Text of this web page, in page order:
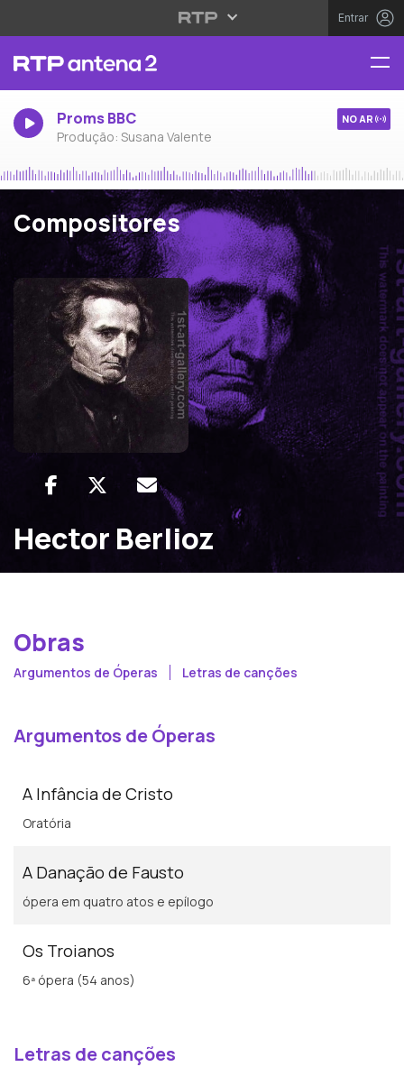
Entrar
Proms BBC
Produção: Susana Valente
NO AR
Compositores
Hector Berlioz
Obras
Argumentos de Óperas Letras de canções
Argumentos de Óperas
A Infância de Cristo
Oratória
A Danação de Fausto
ópera em quatro atos e epílogo
Os Troianos
6ª ópera (54 anos)
Letras de canções